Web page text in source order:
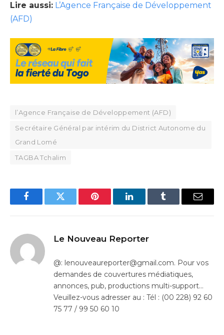
Lire aussi: L’Agence Française de Développement
(AFD)
l’Agence Française de Développement (AFD)
Secrétaire Général par intérim du District Autonome du
Grand Lomé
TAGBA Tchalim
FacebookTwitter Pinterest LinkedInTumblr Email
Le Nouveau Reporter
@: lenouveaureporter@gmail.com. Pour vos
demandes de couvertures médiatiques,
annonces, pub, productions multi-support…
Veuillez-vous adresser au : Tél : (00 228) 92 60
75 77 / 99 50 60 10